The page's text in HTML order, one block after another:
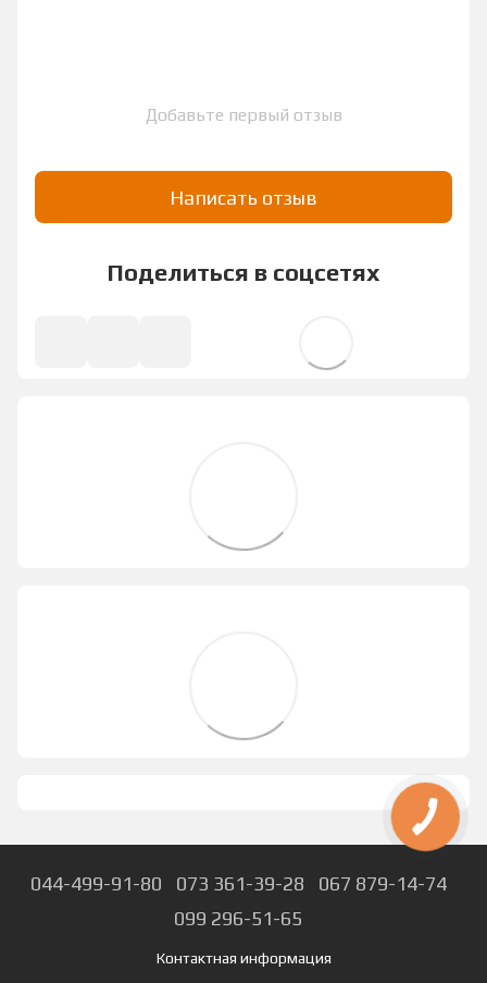
Добавьте первый отзыв
Написать отзыв
Поделиться в соцсетях
044-499-91-80 073 361-39-28
067 879-14-74
099 296-51-65
Контактная информация